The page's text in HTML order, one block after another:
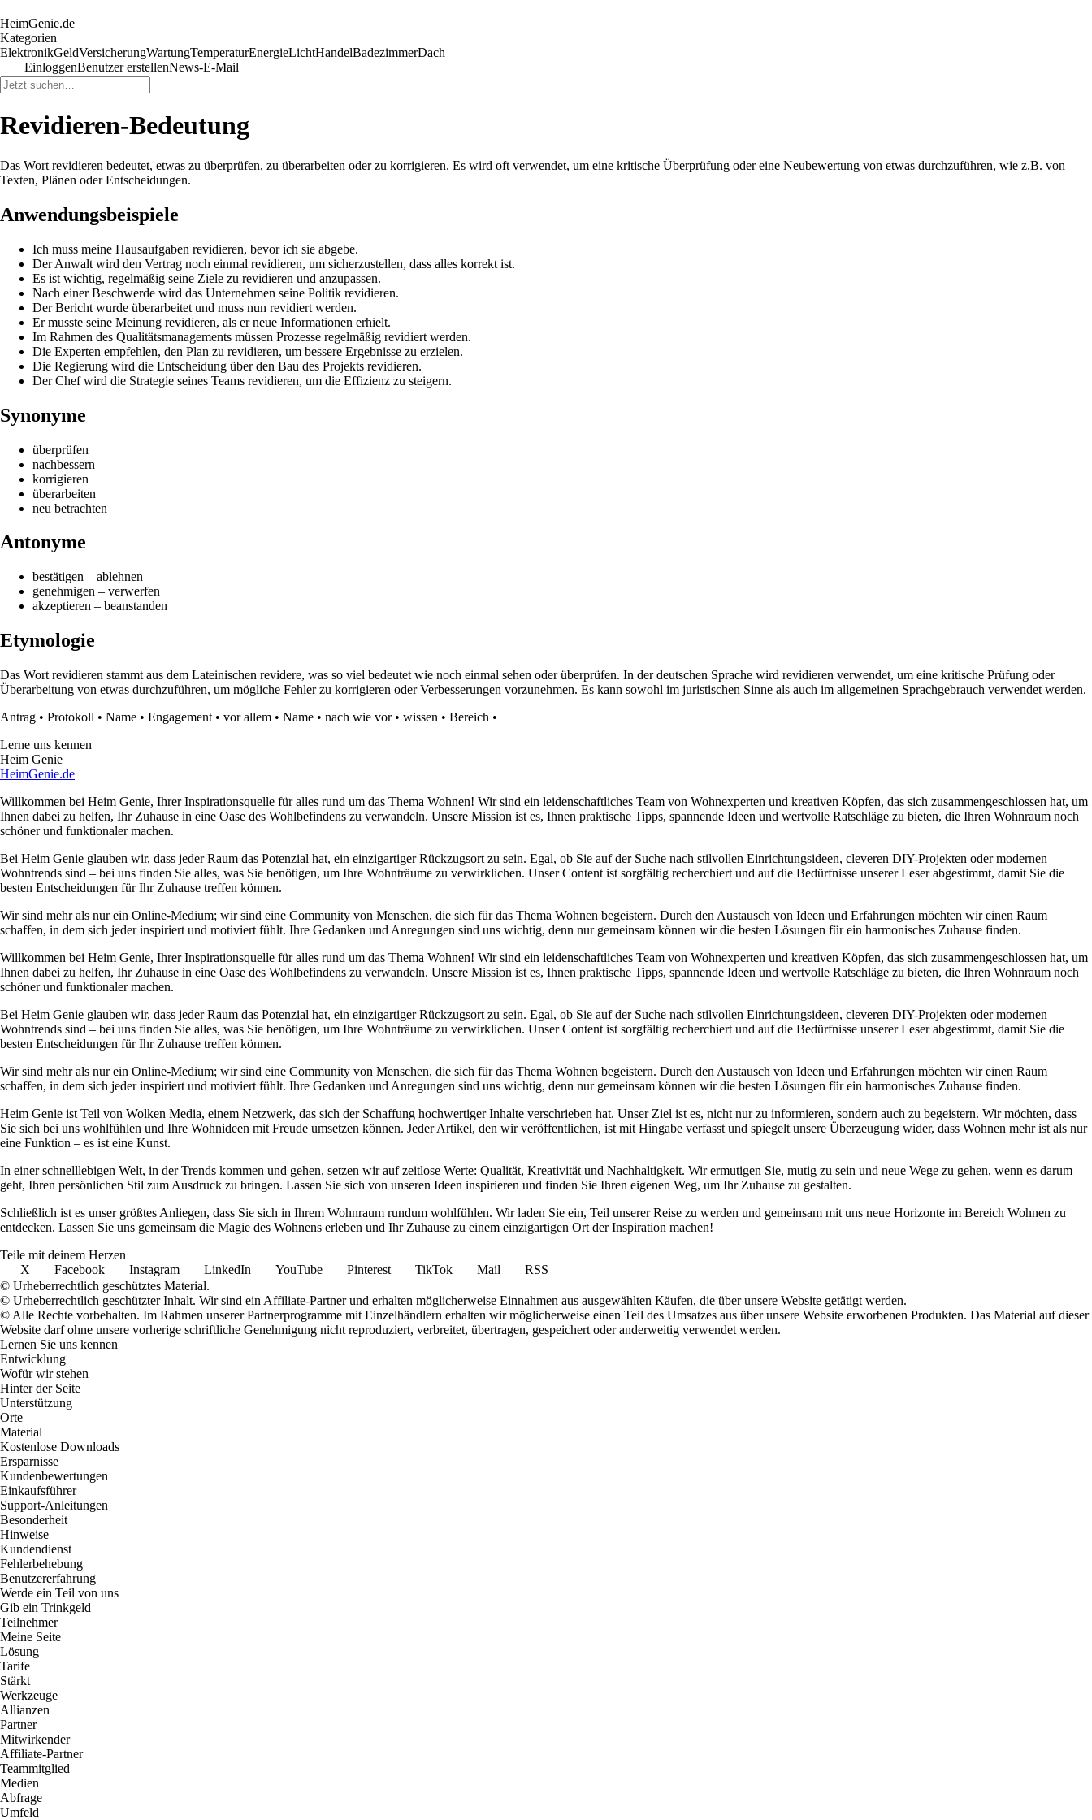
HeimGenie.de
Kategorien
ElektronikGeldVersicherungWartungTemperaturEnergieLichtHandelBadezimmerDach
EinloggenBenutzer erstellenNews-E-Mail
Revidieren-Bedeutung
Das Wort revidieren bedeutet, etwas zu überprüfen, zu überarbeiten oder zu korrigieren. Es wird oft verwendet, um eine kritische Überprüfung oder eine Neubewertung von etwas durchzuführen, wie z.B. von
Texten, Plänen oder Entscheidungen.
Anwendungsbeispiele
Ich muss meine Hausaufgaben revidieren, bevor ich sie abgebe.
Der Anwalt wird den Vertrag noch einmal revidieren, um sicherzustellen, dass alles korrekt ist.
Es ist wichtig, regelmäßig seine Ziele zu revidieren und anzupassen.
Nach einer Beschwerde wird das Unternehmen seine Politik revidieren.
Der Bericht wurde überarbeitet und muss nun revidiert werden.
Er musste seine Meinung revidieren, als er neue Informationen erhielt.
Im Rahmen des Qualitätsmanagements müssen Prozesse regelmäßig revidiert werden.
Die Experten empfehlen, den Plan zu revidieren, um bessere Ergebnisse zu erzielen.
Die Regierung wird die Entscheidung über den Bau des Projekts revidieren.
Der Chef wird die Strategie seines Teams revidieren, um die Effizienz zu steigern.
Synonyme
überprüfen
nachbessern
korrigieren
überarbeiten
neu betrachten
Antonyme
bestätigen – ablehnen
genehmigen – verwerfen
akzeptieren – beanstanden
Etymologie
Das Wort revidieren stammt aus dem Lateinischen revidere, was so viel bedeutet wie noch einmal sehen oder überprüfen. In der deutschen Sprache wird revidieren verwendet, um eine kritische Prüfung oder
Überarbeitung von etwas durchzuführen, um mögliche Fehler zu korrigieren oder Verbesserungen vorzunehmen. Es kann sowohl im juristischen Sinne als auch im allgemeinen Sprachgebrauch verwendet werden.
Antrag • Protokoll • Name • Engagement • vor allem • Name • nach wie vor• wissen • Bereich •
Lerne uns kennen
Heim Genie
HeimGenie.de
Willkommen bei Heim Genie, Ihrer Inspirationsquelle für alles rund um das Thema Wohnen! Wir sind ein leidenschaftliches Team von Wohnexperten und kreativen Köpfen, das sich zusammengeschlossen hat, um
Ihnen dabei zu helfen, Ihr Zuhause in eine Oase des Wohlbefindens zu verwandeln. Unsere Mission ist es, Ihnen praktische Tipps, spannende Ideen und wertvolle Ratschläge zu bieten, die Ihren Wohnraum noch
schöner und funktionaler machen.
Bei Heim Genie glauben wir, dass jeder Raum das Potenzial hat, ein einzigartiger Rückzugsort zu sein. Egal, ob Sie auf der Suche nach stilvollen Einrichtungsideen, cleveren DIY-Projekten oder modernen
Wohntrends sind – bei uns finden Sie alles, was Sie benötigen, um Ihre Wohnträume zu verwirklichen. Unser Content ist sorgfältig recherchiert und auf die Bedürfnisse unserer Leser abgestimmt, damit Sie die
besten Entscheidungen für Ihr Zuhause treffen können.
Wir sind mehr als nur ein Online-Medium; wir sind eine Community von Menschen, die sich für das Thema Wohnen begeistern. Durch den Austausch von Ideen und Erfahrungen möchten wir einen Raum
schaffen, in dem sich jeder inspiriert und motiviert fühlt. Ihre Gedanken und Anregungen sind uns wichtig, denn nur gemeinsam können wir die besten Lösungen für ein harmonisches Zuhause finden.
Willkommen bei Heim Genie, Ihrer Inspirationsquelle für alles rund um das Thema Wohnen! Wir sind ein leidenschaftliches Team von Wohnexperten und kreativen Köpfen, das sich zusammengeschlossen hat, um
Ihnen dabei zu helfen, Ihr Zuhause in eine Oase des Wohlbefindens zu verwandeln. Unsere Mission ist es, Ihnen praktische Tipps, spannende Ideen und wertvolle Ratschläge zu bieten, die Ihren Wohnraum noch
schöner und funktionaler machen.
Bei Heim Genie glauben wir, dass jeder Raum das Potenzial hat, ein einzigartiger Rückzugsort zu sein. Egal, ob Sie auf der Suche nach stilvollen Einrichtungsideen, cleveren DIY-Projekten oder modernen
Wohntrends sind – bei uns finden Sie alles, was Sie benötigen, um Ihre Wohnträume zu verwirklichen. Unser Content ist sorgfältig recherchiert und auf die Bedürfnisse unserer Leser abgestimmt, damit Sie die
besten Entscheidungen für Ihr Zuhause treffen können.
Wir sind mehr als nur ein Online-Medium; wir sind eine Community von Menschen, die sich für das Thema Wohnen begeistern. Durch den Austausch von Ideen und Erfahrungen möchten wir einen Raum
schaffen, in dem sich jeder inspiriert und motiviert fühlt. Ihre Gedanken und Anregungen sind uns wichtig, denn nur gemeinsam können wir die besten Lösungen für ein harmonisches Zuhause finden.
Heim Genie ist Teil von Wolken Media, einem Netzwerk, das sich der Schaffung hochwertiger Inhalte verschrieben hat. Unser Ziel ist es, nicht nur zu informieren, sondern auch zu begeistern. Wir möchten, dass
Sie sich bei uns wohlfühlen und Ihre Wohnideen mit Freude umsetzen können. Jeder Artikel, den wir veröffentlichen, ist mit Hingabe verfasst und spiegelt unsere Überzeugung wider, dass Wohnen mehr ist als nur
eine Funktion – es ist eine Kunst.
In einer schnelllebigen Welt, in der Trends kommen und gehen, setzen wir auf zeitlose Werte: Qualität, Kreativität und Nachhaltigkeit. Wir ermutigen Sie, mutig zu sein und neue Wege zu gehen, wenn es darum
geht, Ihren persönlichen Stil zum Ausdruck zu bringen. Lassen Sie sich von unseren Ideen inspirieren und finden Sie Ihren eigenen Weg, um Ihr Zuhause zu gestalten.
Schließlich ist es unser größtes Anliegen, dass Sie sich in Ihrem Wohnraum rundum wohlfühlen. Wir laden Sie ein, Teil unserer Reise zu werden und gemeinsam mit uns neue Horizonte im Bereich Wohnen zu
entdecken. Lassen Sie uns gemeinsam die Magie des Wohnens erleben und Ihr Zuhause zu einem einzigartigen Ort der Inspiration machen!
Teile mit deinem Herzen
X
Facebook Instagram LinkedIn YouTube Pinterest TikTok Mail
RSS
© Urheberrechtlich geschütztes Material.
© Urheberrechtlich geschützter Inhalt. Wir sind ein Affiliate-Partner und erhalten möglicherweise Einnahmen aus ausgewählten Käufen, die über unsere Website getätigt werden.
© Alle Rechte vorbehalten. Im Rahmen unserer Partnerprogramme mit Einzelhändlern erhalten wir möglicherweise einen Teil des Umsatzes aus über unsere Website erworbenen Produkten. Das Material auf dieser
Website darf ohne unsere vorherige schriftliche Genehmigung nicht reproduziert, verbreitet, übertragen, gespeichert oder anderweitig verwendet werden.
Lernen Sie uns kennen
Entwicklung
Wofür wir stehen
Hinter der Seite
Unterstützung
Orte
Material
Kostenlose Downloads
Ersparnisse
Kundenbewertungen
Einkaufsführer
Support-Anleitungen
Besonderheit
Hinweise
Kundendienst
Fehlerbehebung
Benutzererfahrung
Werde ein Teil von uns
Gib ein Trinkgeld
Teilnehmer
Meine Seite
Lösung
Tarife
Stärkt
Werkzeuge
Allianzen
Partner
Mitwirkender
Affiliate-Partner
Teammitglied
Medien
Abfrage
Umfeld